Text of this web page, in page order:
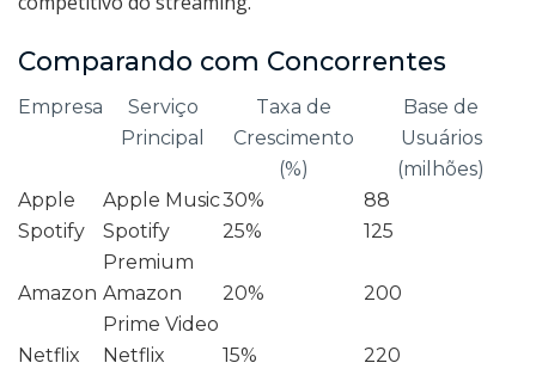
Comparando com Concorrentes
Empresa
Serviço
Principal
Taxa de
Crescimento
(%)
Base de
Usuários
(milhões)
Apple
Apple Music30%
88
Spotify
Spotify
Premium
25% 125
Amazon Amazon
Prime Video
20% 200
Netflix Netflix 15%
220